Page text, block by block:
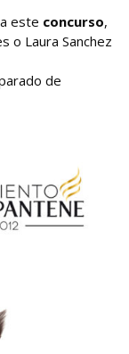
este concurso,
o Laura Sanchez
de